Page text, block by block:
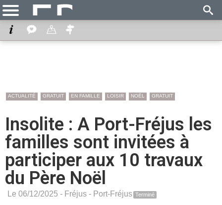
ACTUALITÉ GRATUIT EN FAMILLE LOISIR NOËL GRATUIT
Insolite : A Port-Fréjus les
familles sont invitées à
participer aux 10 travaux
du Père Noël
Le 06/12/2025 - Fréjus - Port-Fréjus Terminé